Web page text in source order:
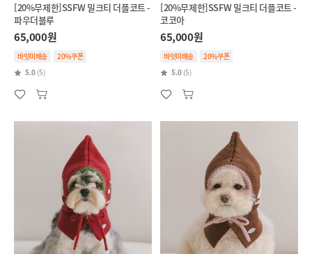
[20%무제한]SSFW 밀크티 더플코트 -
파우더블루
65,000원
바잇미배송
20%쿠폰
5.0 (5)
[20%무제한]SSFW 밀크티 더플코트 -
코코아
65,000원
바잇미배송
20%쿠폰
5.0 (5)